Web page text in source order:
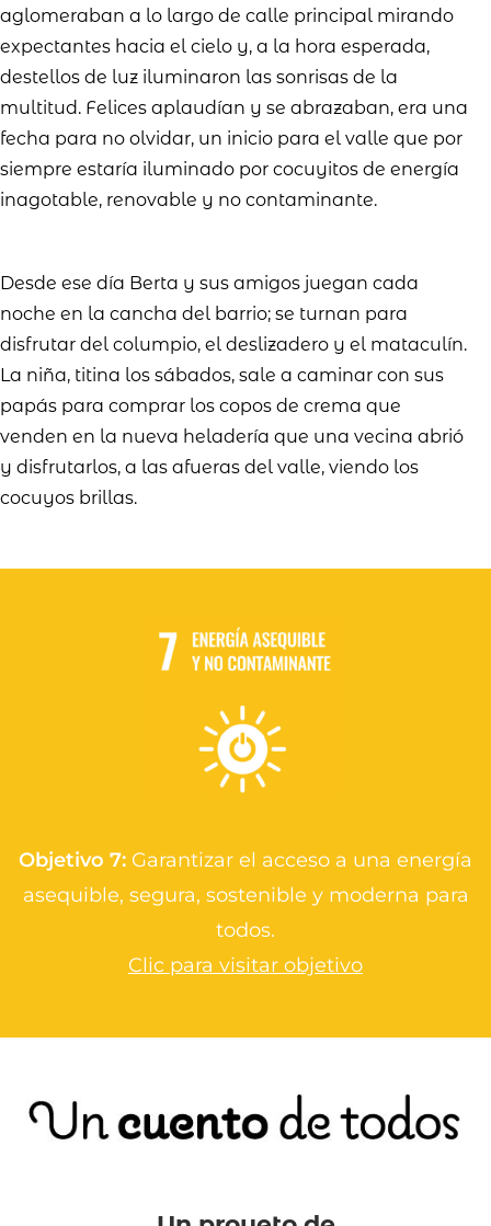
aglomeraban a lo largo de calle principal mirando
expectantes hacia el cielo y, a la hora esperada,
destellos de luz iluminaron las sonrisas de la
multitud. Felices aplaudían y se abrazaban, era una
fecha para no olvidar, un inicio para el valle que por
siempre estaría iluminado por cocuyitos de energía
inagotable, renovable y no contaminante.
Desde ese día Berta y sus amigos juegan cada
noche en la cancha del barrio; se turnan para
disfrutar del columpio, el deslizadero y el mataculín.
La niña, titina los sábados, sale a caminar con sus
papás para comprar los copos de crema que
venden en la nueva heladería que una vecina abrió
y disfrutarlos, a las afueras del valle, viendo los
cocuyos brillas.
Objetivo 7: Garantizar el acceso a una energía
asequible, segura, sostenible y moderna para
todos.
Clic para visitar objetivo